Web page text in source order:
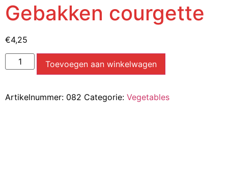
Gebakken courgette
€4,25
Toevoegen aan winkelwagen
Artikelnummer: 082 Categorie: Vegetables